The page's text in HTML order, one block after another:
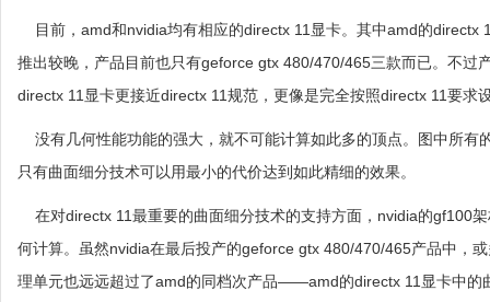
目前，amd和nvidia均有相应的directx 11显卡。其中amd的directx
推出较晚，产品目前也只有geforce gtx 480/470/465三款而已。不过
directx 11显卡更接近directx 11规范，更像是完全按照directx 11要求
没有几何性能功能的强大，就不可能计算如此多的顶点。图中所有
只有曲面细分技术可以用最小的代价达到如此精细的效果。
在对directx 11最重要的曲面细分技术的支持方面，nvidia的gf100
何计算。虽然nvidia在最后投产的geforce gtx 480/470/465产品中，
理单元也远远超过了amd的同档次产品——amd的directx 11显卡中的